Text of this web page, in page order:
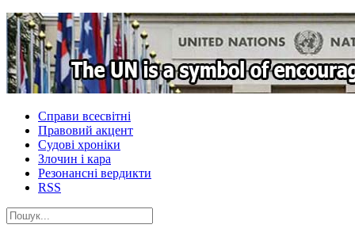
Справи всесвітні
Правовий акцент
Судові хроніки
Злочин і кара
Резонансні вердикти
RSS